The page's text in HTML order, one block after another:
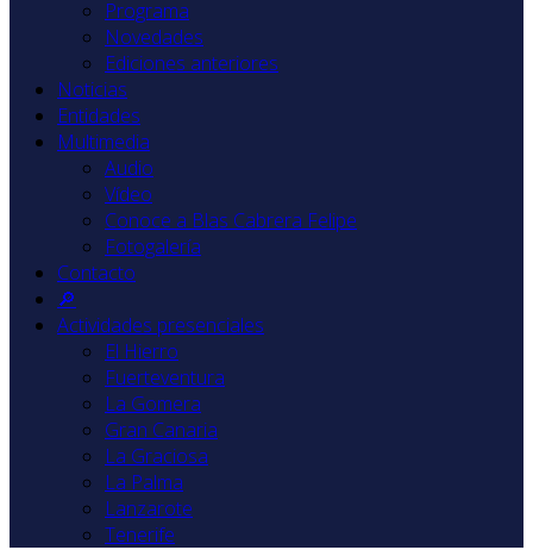
Programa
Novedades
Ediciones anteriores
Noticias
Entidades
Multimedia
Audio
Vídeo
Conoce a Blas Cabrera Felipe
Fotogalería
Contacto
🔎
Actividades presenciales
El Hierro
Fuerteventura
La Gomera
Gran Canaria
La Graciosa
La Palma
Lanzarote
Tenerife